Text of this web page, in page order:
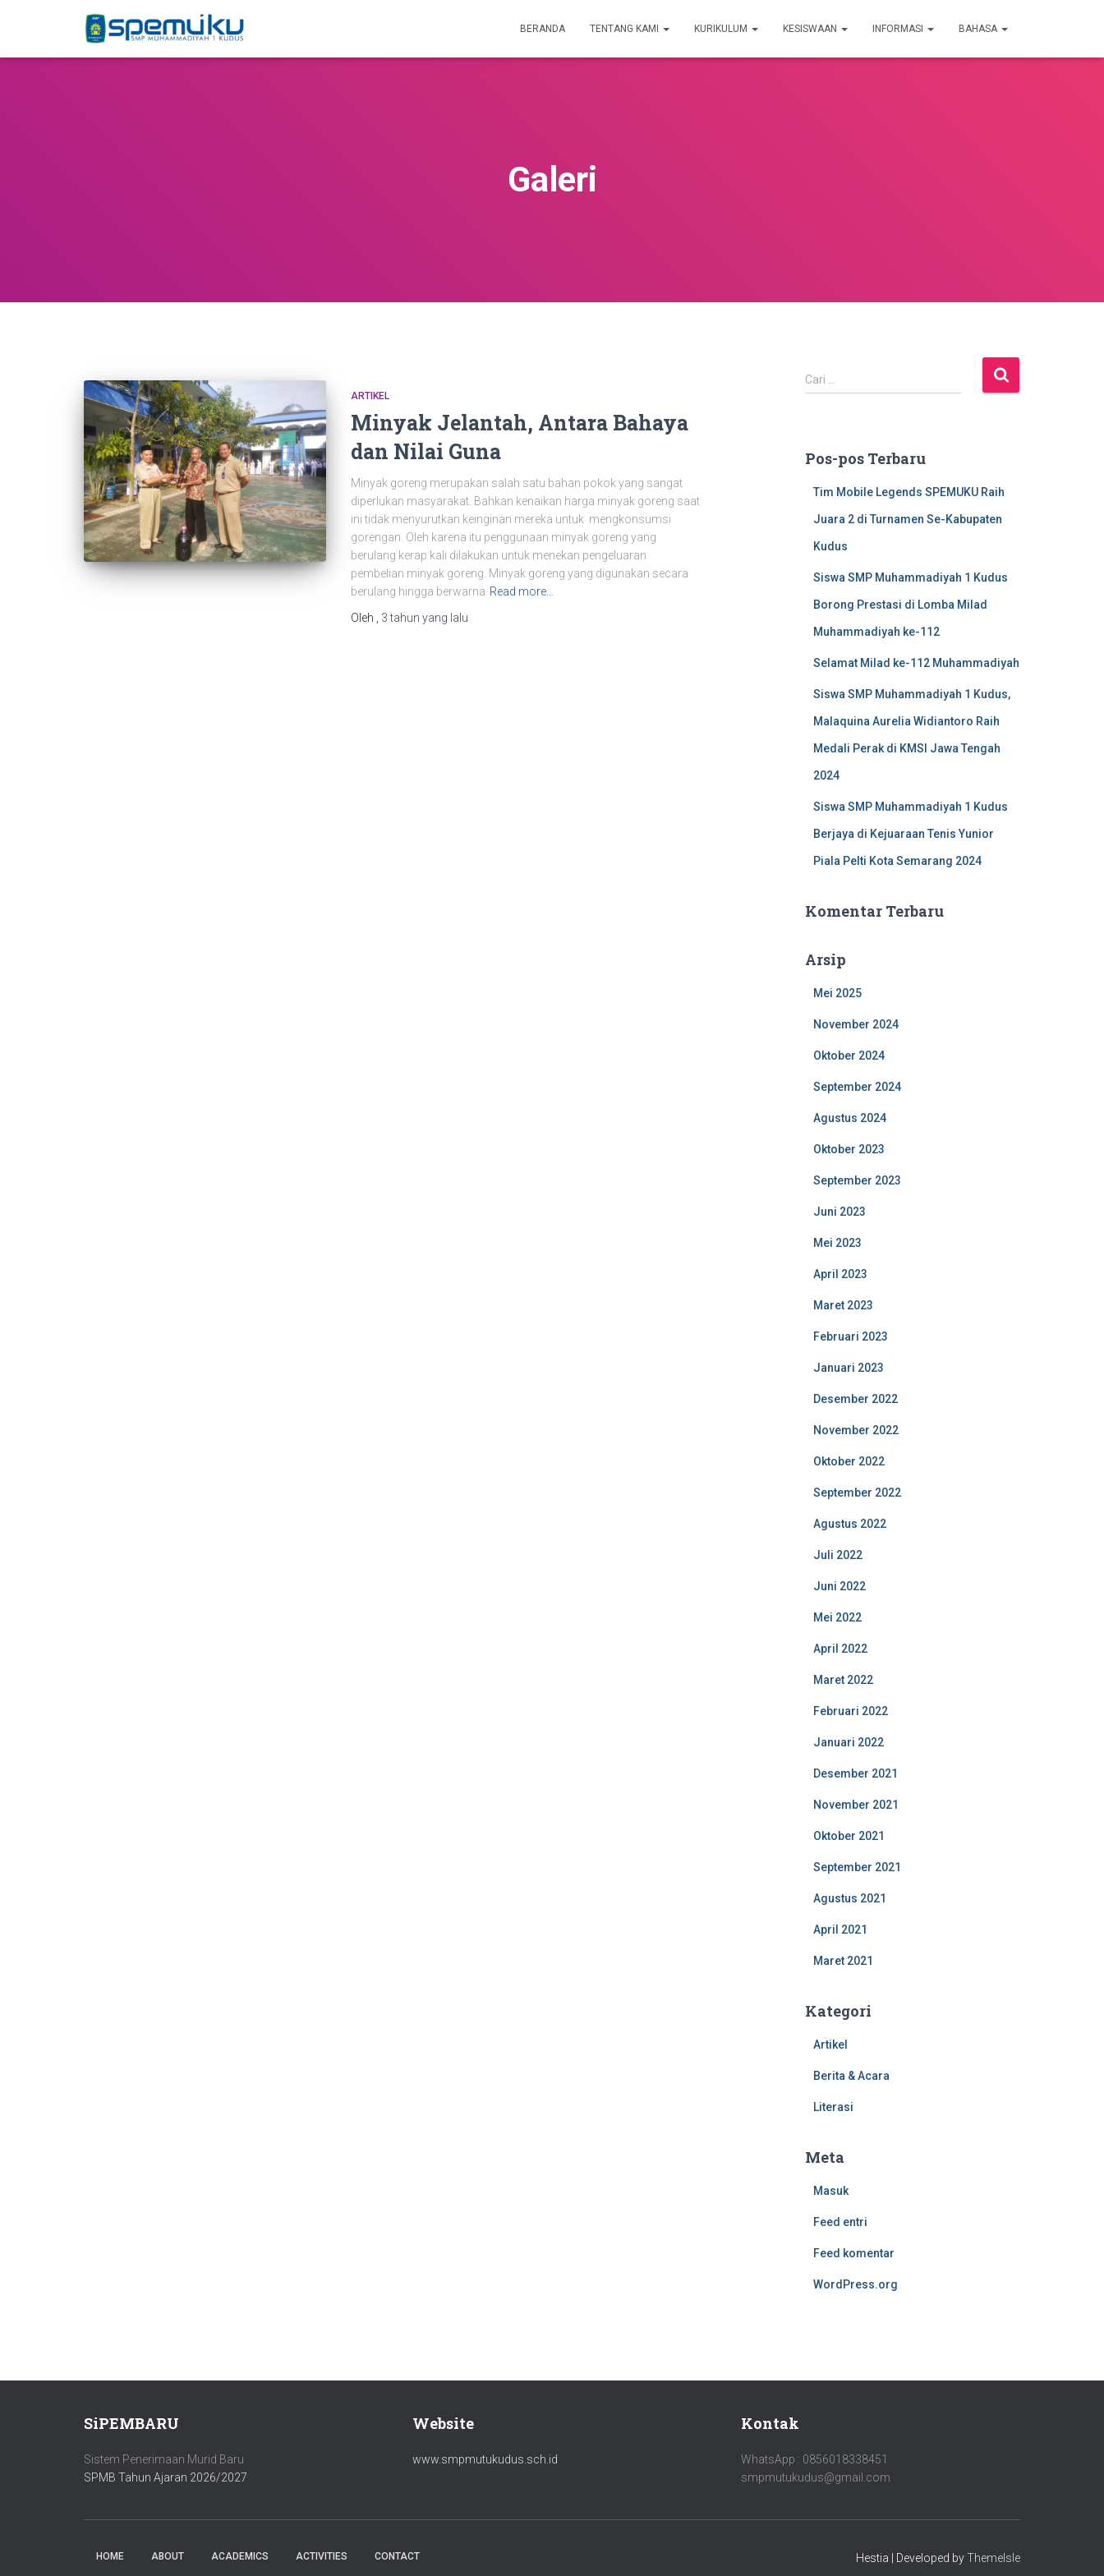
BERANDA TENTANG KAMI KURIKULUM KESISWAAN INFORMASI BAHASA
Galeri
ARTIKEL
Minyak Jelantah, Antara Bahaya
dan Nilai Guna
Minyak goreng merupakan salah satu bahan pokok yang sangat
diperlukan masyarakat. Bahkan kenaikan harga minyak goreng saat
ini tidak menyurutkan keinginan mereka untuk mengkonsumsi
gorengan. Oleh karena itu penggunaan minyak goreng yang
berulang kerap kali dilakukan untuk menekan pengeluaran
pembelian minyak goreng. Minyak goreng yang digunakan secara
berulang hingga berwarna Read more…
Oleh
3 tahun yang lalu
C
a
n
Cari …
Pos-pos Terbaru
Tim Mobile Legends SPEMUKU Raih
Juara 2 di Turnamen Se-Kabupaten
Kudus
Siswa SMP Muhammadiyah 1 Kudus
Borong Prestasi di Lomba Milad
Muhammadiyah ke-112
Selamat Milad ke-112 Muhammadiyah
Siswa SMP Muhammadiyah 1 Kudus,
Malaquina Aurelia Widiantoro Raih
Medali Perak di KMSI Jawa Tengah
2024
Siswa SMP Muhammadiyah 1 Kudus
Berjaya di Kejuaraan Tenis Yunior
Piala Pelti Kota Semarang 2024
Komentar Terbaru
Arsip
Mei 2025
November 2024
Oktober 2024
September 2024
Agustus 2024
Oktober 2023
September 2023
Juni 2023
Mei 2023
April 2023
Maret 2023
Februari 2023
Januari 2023
Desember 2022
November 2022
Oktober 2022
September 2022
Agustus 2022
Juli 2022
Juni 2022
Mei 2022
April 2022
Maret 2022
Februari 2022
Januari 2022
Desember 2021
November 2021
Oktober 2021
September 2021
Agustus 2021
April 2021
Maret 2021
Kategori
Artikel
Berita & Acara
Literasi
Meta
Masuk
Feed entri
Feed komentar
WordPress.org
SiPEMBARU
Sistem Penerimaan Murid Baru
SPMB Tahun Ajaran 2026/2027
Website
www.smpmutukudus.sch.id
Kontak
WhatsApp : 0856018338451
smpmutukudus@gmail.com
HOME ABOUT ACADEMICS ACTIVITIES CONTACT Hestia | Developed byThemeIsle